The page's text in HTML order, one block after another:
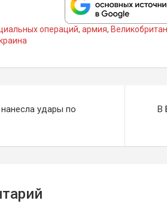
операций, армия,
удары по
В